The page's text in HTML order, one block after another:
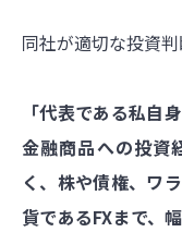
同社が適切な投資
「代表である私自
金融商品への投資
く、株や債権、ワ
貨であるFXまで、